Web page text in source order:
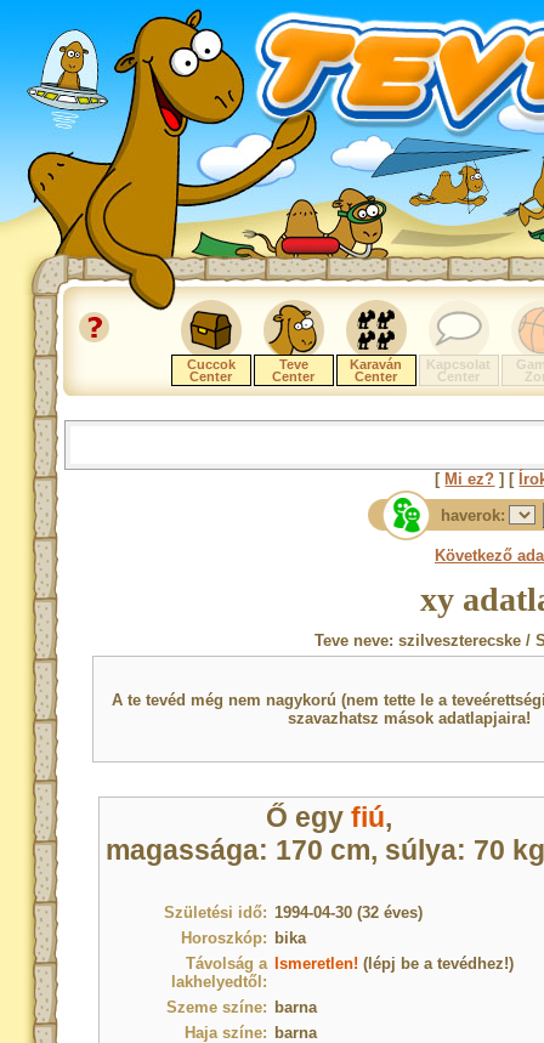
Cuccok
Center
Teve
Center
Karaván
Center
Kapcsolat
Center
[ Mi ez? ] [
haverok:
Következő
xy
Teve neve: szilveszterecske /
A te tevéd még nem nagykorú (nem tette le a
szavazhatsz mások adatlapjaira!
Ő egyfiú,
magassága: 170 cm, súlya: 70
Születési idő: 1994-04-30 (32 éves)
Horoszkóp: bika
Távolság a
lakhelyedtől:
Ismeretlen! (lépj be a tevédhez!)
Szeme színe: barna
Haja színe: barna